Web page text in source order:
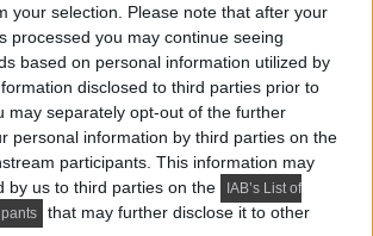
your selection. Please note that after your
processed you may continue seeing
based on personal information utilized by
disclosed to third parties prior to
may separately opt-out of the further
personal information by third parties on the
participants. This information may
by us to third parties on the
IAB’s List of
that may further disclose it to other